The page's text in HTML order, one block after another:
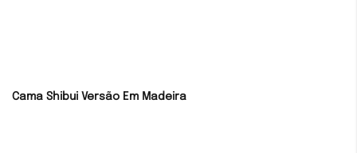
Cama Shibui Versão Em Madeira